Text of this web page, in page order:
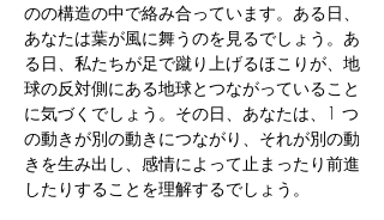
のの構造の中で絡み合っています。ある日、
あなたは葉が風に舞うのを見るでしょう。あ
る日、私たちが足で蹴り上げるほこりが、地
球の反対側にある地球とつながっていること
に気づくでしょう。その日、あなたは、1 つ
の動きが別の動きにつながり、それが別の動
きを生み出し、感情によって止まったり前進
したりすることを理解するでしょう。